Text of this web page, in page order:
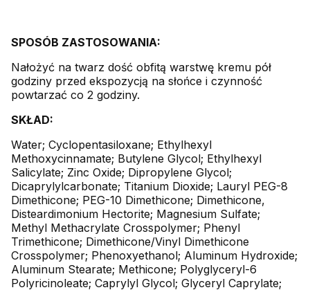
SPOSÓB ZASTOSOWANIA:
Nałożyć na twarz dość obfitą warstwę kremu pół
godziny przed ekspozycją na słońce i czynność
powtarzać co 2 godziny.
SKŁAD:
Water; Cyclopentasiloxane; Ethylhexyl
Methoxycinnamate; Butylene Glycol; Ethylhexyl
Salicylate; Zinc Oxide; Dipropylene Glycol;
Dicaprylylcarbonate; Titanium Dioxide; Lauryl PEG-8
Dimethicone; PEG-10 Dimethicone; Dimethicone,
Disteardimonium Hectorite; Magnesium Sulfate;
Methyl Methacrylate Crosspolymer; Phenyl
Trimethicone; Dimethicone/Vinyl Dimethicone
Crosspolymer; Phenoxyethanol; Aluminum Hydroxide;
Aluminum Stearate; Methicone; Polyglyceryl-6
Polyricinoleate; Caprylyl Glycol; Glyceryl Caprylate;